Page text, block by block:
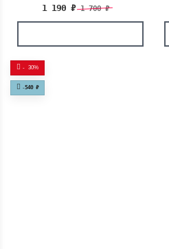
1 190 ₽ 1 700₽
- 30%
-540 ₽